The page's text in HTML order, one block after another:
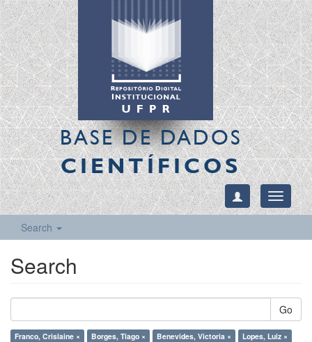
BASE DE DADOS
CIENTÍFICOS
Toggle
Search
Search
Go
Franco, Crislaine × Borges, Tiago × Benevides, Victoria ×
Lopes, Luiz ×